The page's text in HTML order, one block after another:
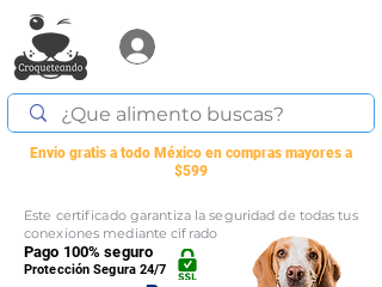
Envio gratis a todo México en compras mayores a
$599
Este certificado garantiza la seguridad de todas tus
conexiones mediante cifrado
Pago 100% seguro
Protección Segura 24/7